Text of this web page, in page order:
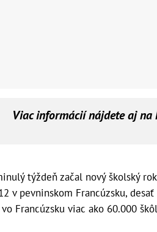
Viac informácií nájdete aj na
týždeň začal nový školský
v pevninskom Francúzsku,
Francúzsku viac ako 60.000